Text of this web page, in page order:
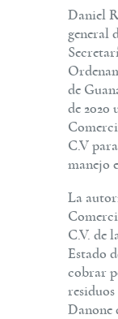
Daniel
general
de
de 2020
C.V
manejo
La
C.V. de
Estado
cobrar
residuos
Danone